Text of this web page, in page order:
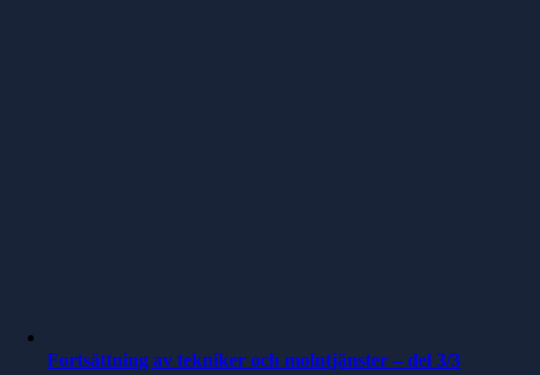
Fortsättning av tekniker och molntjänster – del 3/3